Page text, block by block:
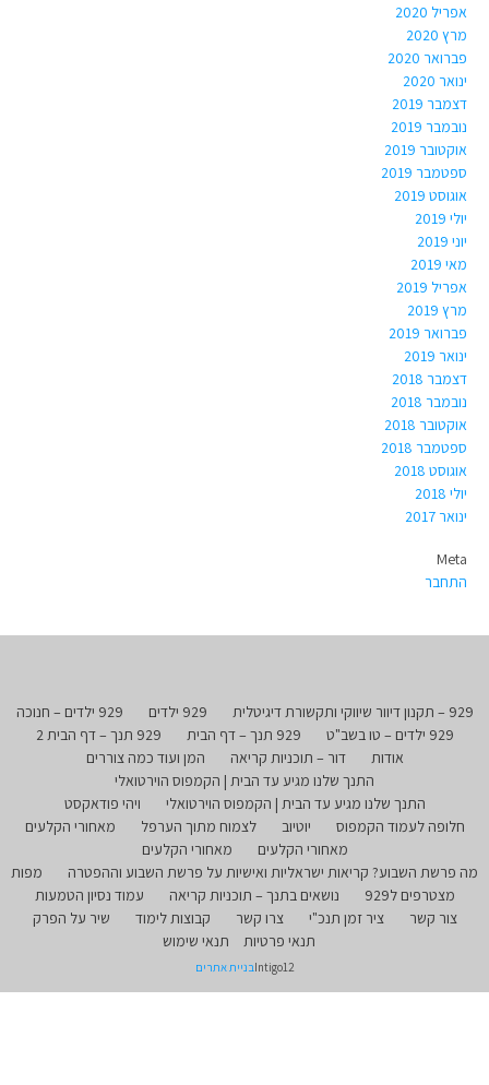
אפריל 2020
מרץ 2020
פברואר 2020
ינואר 2020
דצמבר 2019
נובמבר 2019
אוקטובר 2019
ספטמבר 2019
אוגוסט 2019
יולי 2019
יוני 2019
מאי 2019
אפריל 2019
מרץ 2019
פברואר 2019
ינואר 2019
דצמבר 2018
נובמבר 2018
אוקטובר 2018
ספטמבר 2018
אוגוסט 2018
יולי 2018
ינואר 2017
Meta
התחבר
929 – תקנון דיוור שיווקי ותקשורת דיגיטלית 929 ילדים
929 ילדים – חנוכה
929 ילדים – טו בשב"ט
929 תנך – דף הבית
929 תנך – דף הבית 2
אודות
דור – תוכניות קריאה
המן ועוד כמה צוררים
התנך שלנו מגיע עד הבית | הקמפוס הוירטואלי
התנך שלנו מגיע עד הבית | הקמפוס הוירטואלי
ויהי פודאקסט
חלופה לעמוד הקמפוס
יוטיוב לצמוח מתוך הערפל
מאחורי הקלעים
מאחורי הקלעים
מאחורי הקלעים
מה פרשת השבוע? קריאות ישראליות ואישיות על פרשת השבוע וההפטרה
מפות
מצטרפים ל929
נושאים בתנך – תוכניות קריאה
עמוד נסיון הטמעות
צור קשר
ציר זמן תנכ"י צרו קשר קבוצות לימוד
שיר על הפרק
תנאי פרטיות
תנאי שימוש
Intigo12בניית אתרים